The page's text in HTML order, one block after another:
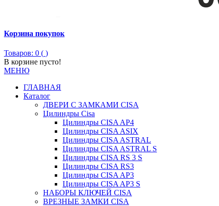
Корзина покупок
Товаров: 0 ( )
В корзине пусто!
МЕНЮ
ГЛАВНАЯ
Каталог
ДВЕРИ С ЗАМКАМИ CISA
Цилиндры Сisa
Цилиндры CISA AP4
Цилиндры CISA ASIX
Цилиндры CISA ASTRAL
Цилиндры CISA ASTRAL S
Цилиндры CISA RS 3 S
Цилиндры CISA RS3
Цилиндры CISA AP3
Цилиндры CISA AP3 S
НАБОРЫ КЛЮЧЕЙ CISA
ВРЕЗНЫЕ ЗАМКИ CISA